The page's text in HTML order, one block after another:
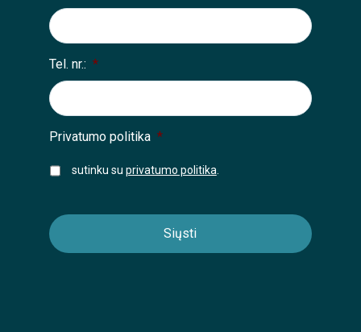
Tel. nr.: *
Privatumo politika *
sutinku su privatumo politika